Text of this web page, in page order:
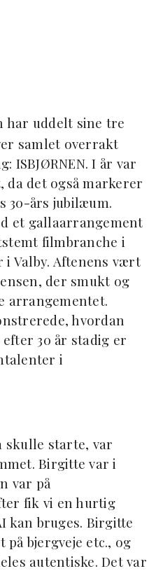
har uddelt sine tre
samlet overrakt
ISBJØRNEN. I år var
det også markerer
30-års jubilæum.
et gallaarrangement
filmbranche i
Valby. Aftenens vært
der smukt og
arrangementet.
hvordan
30 år stadig er
i
skulle starte, var
Birgitte var i
var på
fik vi en hurtig
kan bruges. Birgitte
bjergveje etc., og
autentiske. Det var